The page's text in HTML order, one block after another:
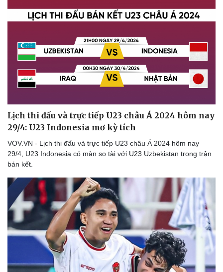
Thể thao
Lịch thi đấu bóng đá
Ô tô - Xe máy
Ô tô
Xe máy
Lịch thi đấu và trực tiếp U23 châu Á 2024 hôm nay
29/4: U23 Indonesia mơ kỳ tích
VOV.VN - Lịch thi đấu và trực tiếp U23 châu Á 2024 hôm nay
29/4, U23 Indonesia có màn so tài với U23 Uzbekistan trong trận
bán kết.